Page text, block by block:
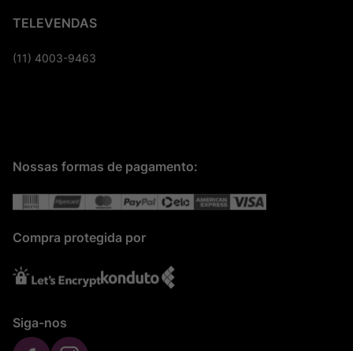
TELEVENDAS
(11) 4003-9463
Nossas formas de pagamento:
Compra protegida por
Siga-nos